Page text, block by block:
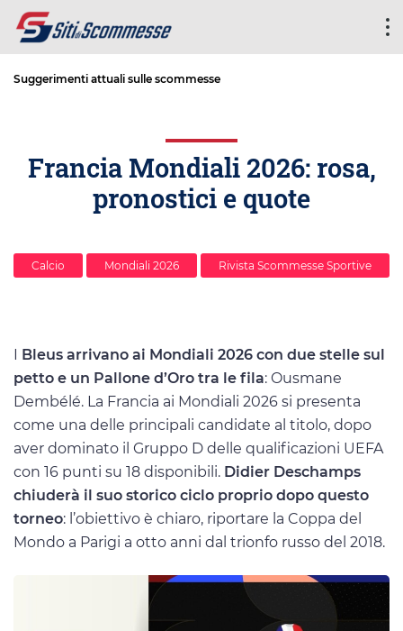
Suggerimenti attuali sulle scommesse
Francia Mondiali 2026: rosa,
pronostici e quote
Calcio Mondiali 2026 Rivista Scommesse Sportive
I Bleus arrivano ai Mondiali 2026 con due stelle sul
petto e un Pallone d’Oro tra le fila: Ousmane
Dembélé. La Francia ai Mondiali 2026 si presenta
come una delle principali candidate al titolo, dopo
aver dominato il Gruppo D delle qualificazioni UEFA
con 16 punti su 18 disponibili. Didier Deschamps
chiuderà il suo storico ciclo proprio dopo questo
torneo: l’obiettivo è chiaro, riportare la Coppa del
Mondo a Parigi a otto anni dal trionfo russo del 2018.